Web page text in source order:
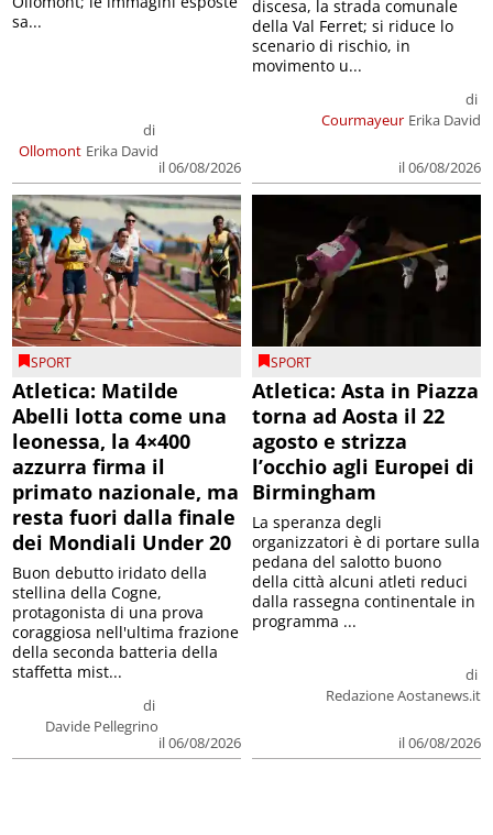
Ollomont
di
Erika David
il 06/08/2026
sa...
Courmayeur
di
Erika David
il 06/08/2026
discesa, la strada comunale
della Val Ferret; si riduce lo
scenario di rischio, in
movimento u...
SPORT
Atletica: Matilde
Abelli lotta come una
leonessa, la 4×400
azzurra firma il
primato nazionale, ma
resta fuori dalla finale
dei Mondiali Under 20
di
Davide Pellegrino
il 06/08/2026
Buon debutto iridato della
stellina della Cogne,
protagonista di una prova
coraggiosa nell'ultima frazione
della seconda batteria della
staffetta mist...
SPORT
Atletica: Asta in Piazza
torna ad Aosta il 22
agosto e strizza
l’occhio agli Europei di
Birmingham
di
Redazione Aostanews.it
il 06/08/2026
La speranza degli
organizzatori è di portare sulla
pedana del salotto buono
della città alcuni atleti reduci
dalla rassegna continentale in
programma ...